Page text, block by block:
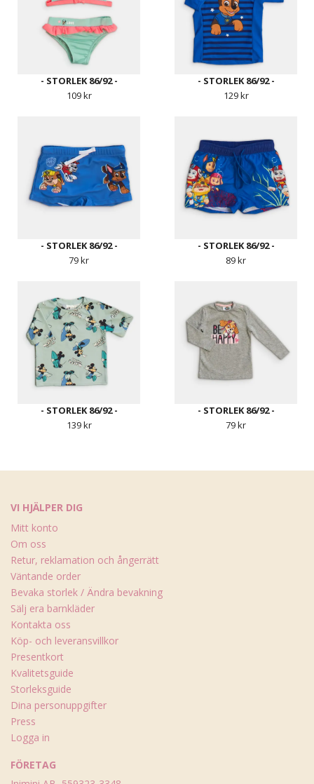
- STORLEK 86/92 -
109 kr
- STORLEK 86/92 -
129 kr
- STORLEK 86/92 -
79 kr
- STORLEK 86/92 -
89 kr
- STORLEK 86/92 -
139 kr
- STORLEK 86/92 -
79 kr
VI HJÄLPER DIG
Mitt konto
Om oss
Retur, reklamation och ångerrätt
Väntande order
Bevaka storlek / Ändra bevakning
Sälj era barnkläder
Kontakta oss
Köp- och leveransvillkor
Presentkort
Kvalitetsguide
Storleksguide
Dina personuppgifter
Press
Logga in
FÖRETAG